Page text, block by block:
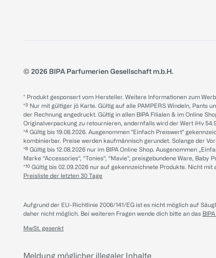
© 2026 BIPA Parfumerien Gesellschaft m.b.H.
* Produkt gesponsert vom Hersteller. Weitere Informationen zum
*³ Nur mit gültiger jö Karte. Gültig auf alle PAMPERS Windeln, Pants
der Rechnung angedruckt. Gültig in allen BIPA Filialen & im Online
Originalverpackung zu retournieren, andernfalls wird der Wert iHv
*⁴ Gültig bis 19.08.2026. Ausgenommen "Einfach Preiswert"
kombinierbar. Preise werden kaufmännisch gerundet. Solange der
*⁸ Gültig bis 12.08.2026 nur im BIPA Online Shop. Ausgenommen
Marke “Accessories“, “Tonies“, “Mavie“, preisgebundene Ware,
*¹⁰ Gültig bis 02.09.2026 nur auf gekennzeichnete Produkte. Nicht
Preisliste der letzten 30 Tage
Aufgrund der EU-Richtlinie 2006/141/EG ist es nicht möglich auf
daher nicht möglich. Bei weiteren Fragen wende dich bitte an das
MwSt. gesenkt
Meldung möglicher illegaler Inhalte